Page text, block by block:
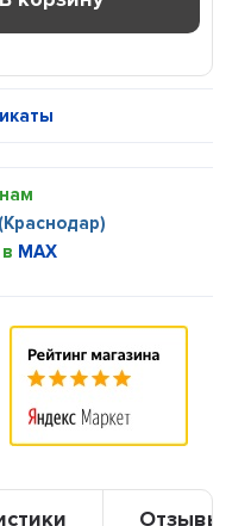
MAX
Отзывы